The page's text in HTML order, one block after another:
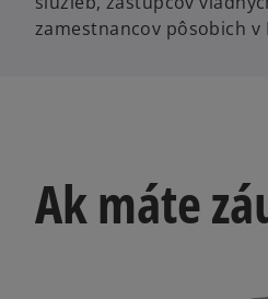
zamestnancov pôsobich v
Ak máte